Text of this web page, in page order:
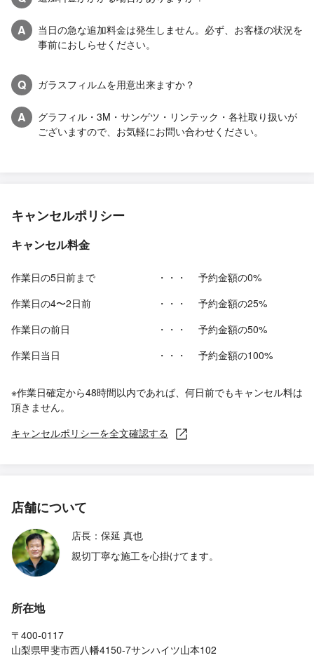
A
当日の急な追加料金は発生しません。必ず、お客様の状況を
事前におしらせください。
Q ガラスフィルムを用意出来ますか？
A
グラフィル・3M・サンゲツ・リンテック・各社取り扱いが
ございますので、お気軽にお問い合わせください。
キャンセルポリシー
キャンセル料金
作業日の5日前まで ・・・
予約金額の0%
作業日の4〜2日前
・・・
予約金額の25%
作業日の前日
・・・
予約金額の50%
作業日当日
・・・ 予約金額の100%
※作業日確定から48時間以内であれば、何日前でもキャンセル料は
頂きません。
キャンセルポリシーを全文確認する
店舗について
店長：保延 真也
親切丁寧な施工を心掛けてます。
所在地
〒400-0117
山梨県甲斐市西八幡4150-7サンハイツ山本102